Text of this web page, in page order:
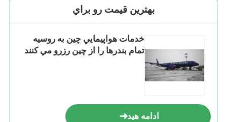
بهترين قيمت رو براي
خدمات هواپيمايي چين به روسيه
تمام بندرها را از چين رزرو مي کنند
ادامه هید